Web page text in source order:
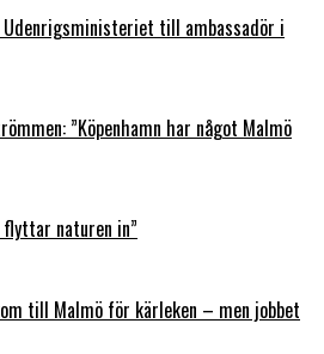
till ambassadör i
”Köpenhamn har något Malmö
flyttar naturen in”
till Malmö för kärleken – men jobbet